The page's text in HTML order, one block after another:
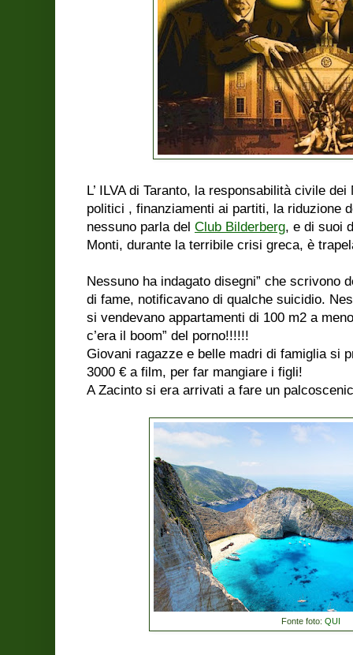
L’ ILVA di Taranto, la responsabilità civile
politici , finanziamenti ai partiti, la riduzione
nessuno parla del Club Bilderberg, e di suoi
Monti, durante la terribile crisi greca, è
Nessuno ha indagato disegni” che scrivono
di fame, notificavano di qualche suicidio.
si vendevano appartamenti di 100 m2 a
c’era il boom” del porno!!!!!!
Giovani ragazze e belle madri di famiglia si
3000 € a film, per far mangiare i figli!
A Zacinto si era arrivati a fare un
Fonte foto:QUI